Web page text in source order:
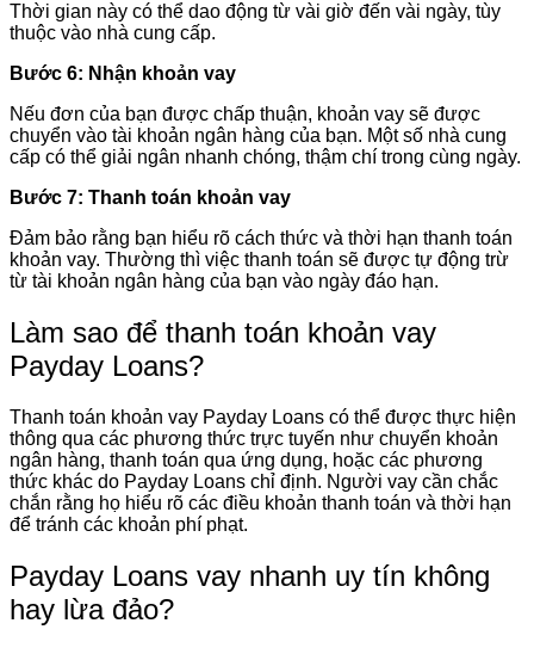
Thời gian này có thể dao động từ vài giờ đến vài ngày, tùy
thuộc vào nhà cung cấp.
Bước 6: Nhận khoản vay
Nếu đơn của bạn được chấp thuận, khoản vay sẽ được
chuyển vào tài khoản ngân hàng của bạn. Một số nhà cung
cấp có thể giải ngân nhanh chóng, thậm chí trong cùng ngày.
Bước 7: Thanh toán khoản vay
Đảm bảo rằng bạn hiểu rõ cách thức và thời hạn thanh toán
khoản vay. Thường thì việc thanh toán sẽ được tự động trừ
từ tài khoản ngân hàng của bạn vào ngày đáo hạn.
Làm sao để thanh toán khoản vay
Payday Loans?
Thanh toán khoản vay Payday Loans có thể được thực hiện
thông qua các phương thức trực tuyến như chuyển khoản
ngân hàng, thanh toán qua ứng dụng, hoặc các phương
thức khác do Payday Loans chỉ định. Người vay cần chắc
chắn rằng họ hiểu rõ các điều khoản thanh toán và thời hạn
để tránh các khoản phí phạt.
Payday Loans vay nhanh uy tín không
hay lừa đảo?